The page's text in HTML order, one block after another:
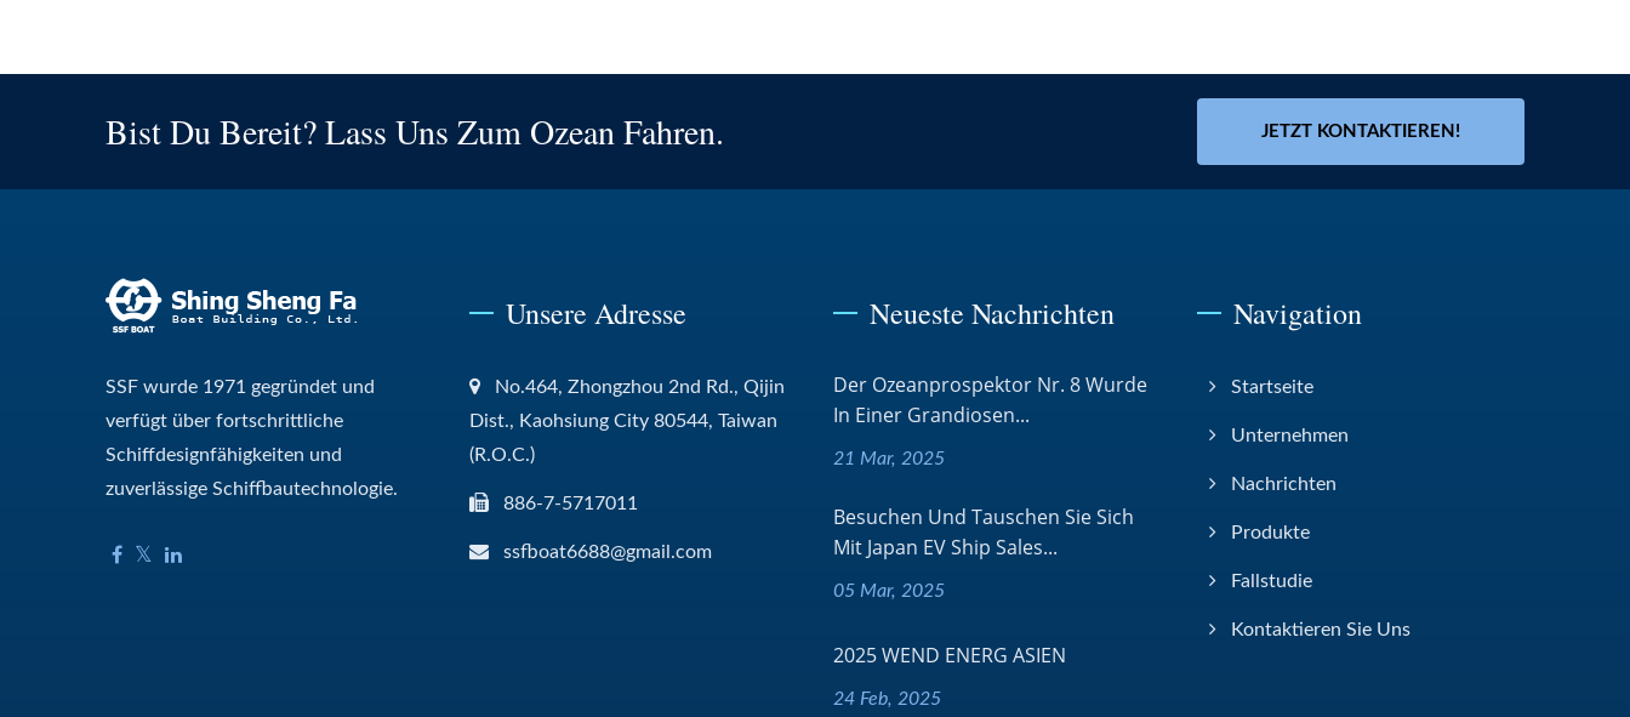
Bist Du Bereit? Lass Uns Zum Ozean Fahren. JETZT KONTAKTIEREN!
SSF wurde 1971 gegründet und
verfügt über fortschrittliche
Schiffdesignfähigkeiten und
zuverlässige Schiffbautechnologie.
Unsere Adresse
No.464, Zhongzhou 2nd Rd., Qijin
Dist., Kaohsiung City 80544, Taiwan
(R.O.C.)
886-7-5717011
ssfboat6688@gmail.com
Neueste Nachrichten
Der Ozeanprospektor Nr. 8 Wurde
In Einer Grandiosen...
21 Mar, 2025
Besuchen Und Tauschen Sie Sich
Mit Japan EV Ship Sales...
05 Mar, 2025
2025 WEND ENERG ASIEN
24 Feb, 2025
Navigation
Startseite
Unternehmen
Nachrichten
Produkte
Fallstudie
Kontaktieren Sie Uns